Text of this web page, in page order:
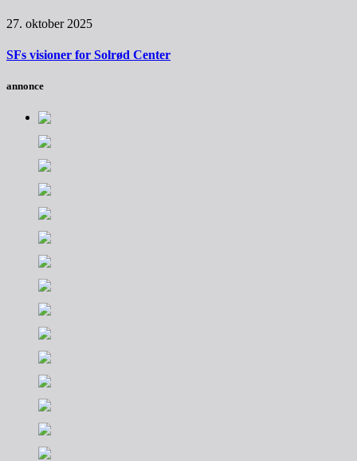
27. oktober 2025
SFs visioner for Solrød Center
annonce